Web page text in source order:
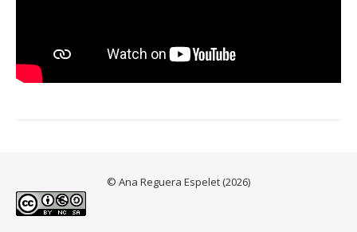
© Ana Reguera Espelet (2026)